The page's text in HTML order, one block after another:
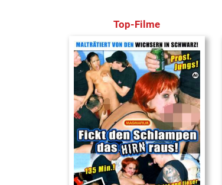
Top-Filme